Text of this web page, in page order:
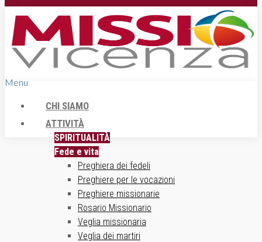
Menu
CHI SIAMO
ATTIVITÀ
SPIRITUALITÀ
Fede e vita
Preghiera dei fedeli
Preghiere per le vocazioni
Preghiere missionarie
Rosario Missionario
Veglia missionaria
Veglia dei martiri